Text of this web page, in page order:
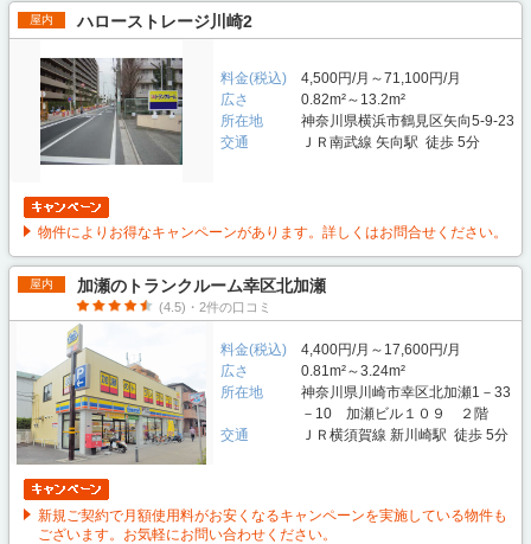
屋内 ハローストレージ川崎2
料金(税込)
4,500円/月～71,100円/月
広さ
0.82m²～13.2m²
所在地
神奈川県横浜市鶴見区矢向5-9-23
交通
ＪＲ南武線 矢向駅 徒歩 5分
物件によりお得なキャンペーンがあります。詳しくはお問合せください。
屋内 加瀬のトランクルーム幸区北加瀬
(4.5)・2件の口コミ
料金(税込)
4,400円/月～17,600円/月
広さ
0.81m²～3.24m²
所在地
神奈川県川崎市幸区北加瀬1－33
－10 加瀬ビル１０９ ２階
交通
ＪＲ横須賀線 新川崎駅 徒歩 5分
新規ご契約で月額使用料がお安くなるキャンペーンを実施している物件も
ございます。お気軽にお問い合わせください。